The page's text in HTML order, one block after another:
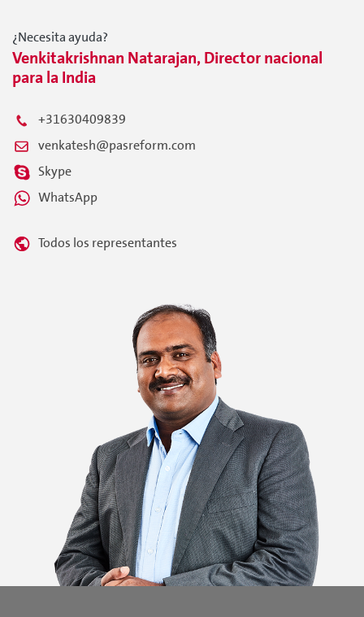
¿Necesita ayuda?
Venkitakrishnan Natarajan, Director nacional
para la India
+31630409839
venkatesh@pasreform.com
Skype
WhatsApp
Todos los representantes